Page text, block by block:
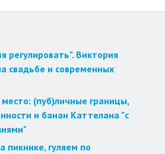
регулировать". Виктория
свадьбе и современных
(пуб)личные границы,
и банан Каттелана "с
пикнике, гуляем по